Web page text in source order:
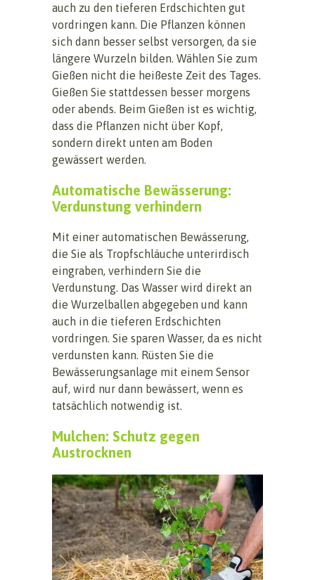
auch zu den tieferen Erdschichten gut
vordringen kann. Die Pflanzen können
sich dann besser selbst versorgen, da sie
längere Wurzeln bilden. Wählen Sie zum
Gießen nicht die heißeste Zeit des Tages.
Gießen Sie stattdessen besser morgens
oder abends. Beim Gießen ist es wichtig,
dass die Pflanzen nicht über Kopf,
sondern direkt unten am Boden
gewässert werden.
Automatische Bewässerung:
Verdunstung verhindern
Mit einer automatischen Bewässerung,
die Sie als Tropfschläuche unterirdisch
eingraben, verhindern Sie die
Verdunstung. Das Wasser wird direkt an
die Wurzelballen abgegeben und kann
auch in die tieferen Erdschichten
vordringen. Sie sparen Wasser, da es nicht
verdunsten kann. Rüsten Sie die
Bewässerungsanlage mit einem Sensor
auf, wird nur dann bewässert, wenn es
tatsächlich notwendig ist.
Mulchen: Schutz gegen
Austrocknen